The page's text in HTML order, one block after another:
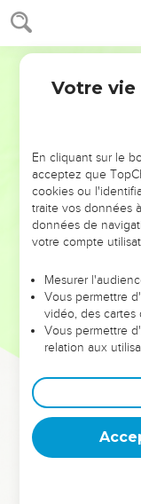
NE
ET SI LEURS
leur foi ou leur
et les saisons
sont
Dans cette
clés pour avancer
deviennent vos
équipe, un
Votre
En cliquant sur le
acceptez que
cookies ou
traite vos données
données de
votre compte
Mesurer
Vous permettre
vidéo, des
Vous permettre
relation aux